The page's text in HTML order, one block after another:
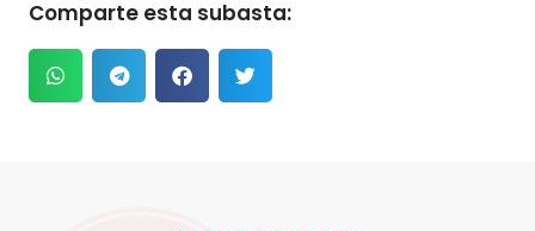
Comparte esta subasta: